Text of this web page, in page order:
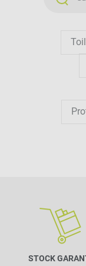
POUR
TOILE
STOCK